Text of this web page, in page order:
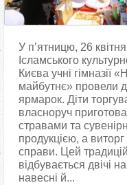
У п’ятницю, 26
Ісламського
Києва учні гімназії
майбутнє» провели
ярмарок. Діти
власноруч
стравами та
продукцією, а виторг
справи. Цей
відбувається двічі
навесні й...